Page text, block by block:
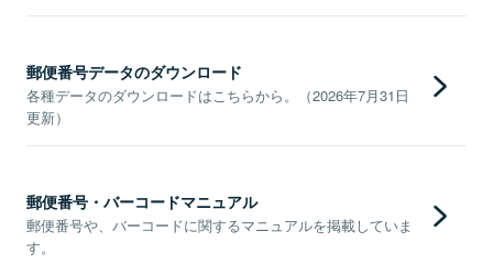
郵便番号データのダウンロード
各種データのダウンロードはこちらから。（2026年7月31日
更新）
郵便番号・バーコードマニュアル
郵便番号や、バーコードに関するマニュアルを掲載していま
す。